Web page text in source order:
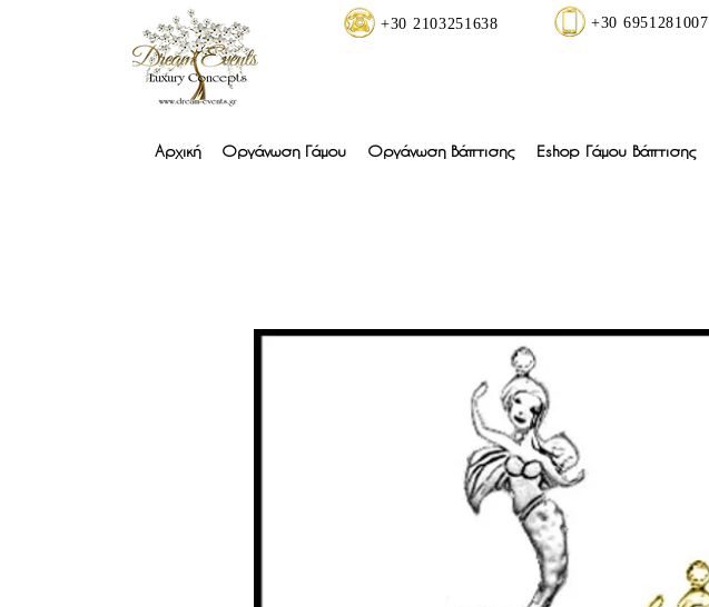
+30 2103251638 +30 6951281007
Αρχική Οργάνωση Γάμου Οργάνωση Βάπτισης Eshop Γάμου Βάπτισης